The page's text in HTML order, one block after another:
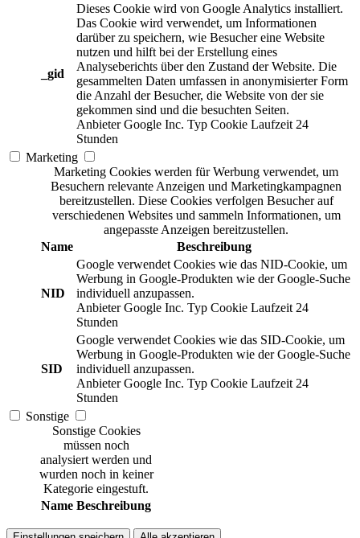
_gid
Dieses Cookie wird von Google Analytics installiert.
Das Cookie wird verwendet, um Informationen
darüber zu speichern, wie Besucher eine Website
nutzen und hilft bei der Erstellung eines
Analyseberichts über den Zustand der Website. Die
gesammelten Daten umfassen in anonymisierter Form
die Anzahl der Besucher, die Website von der sie
gekommen sind und die besuchten Seiten.
Anbieter Google Inc. Typ Cookie Laufzeit 24
Stunden
Marketing
Marketing Cookies werden für Werbung verwendet, um
Besuchern relevante Anzeigen und Marketingkampagnen
bereitzustellen. Diese Cookies verfolgen Besucher auf
verschiedenen Websites und sammeln Informationen, um
angepasste Anzeigen bereitzustellen.
Name
Beschreibung
NID
Google verwendet Cookies wie das NID-Cookie, um
Werbung in Google-Produkten wie der Google-Suche
individuell anzupassen.
Anbieter Google Inc. Typ Cookie Laufzeit 24
Stunden
SID
Google verwendet Cookies wie das SID-Cookie, um
Werbung in Google-Produkten wie der Google-Suche
individuell anzupassen.
Anbieter Google Inc. Typ Cookie Laufzeit 24
Stunden
Sonstige
Sonstige Cookies
müssen noch
analysiert werden und
wurden noch in keiner
Kategorie eingestuft.
Name Beschreibung